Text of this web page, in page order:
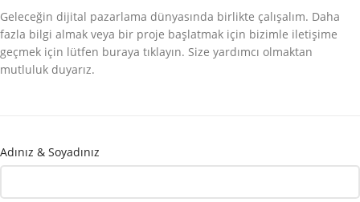
Geleceğin dijital pazarlama dünyasında birlikte çalışalım. Daha
fazla bilgi almak veya bir proje başlatmak için bizimle iletişime
geçmek için lütfen buraya tıklayın. Size yardımcı olmaktan
mutluluk duyarız.
Adınız & Soyadınız